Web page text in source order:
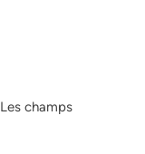
Les champs